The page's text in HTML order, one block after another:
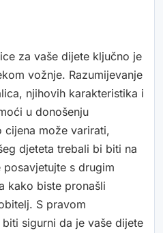
za vaše dijete ključno je
vožnje. Razumijevanje
njihovih karakteristika i
u donošenju
cijena može varirati,
djeteta trebali bi biti na
s drugim
kako biste pronašli
S pravom
sigurni da je vaše dijete